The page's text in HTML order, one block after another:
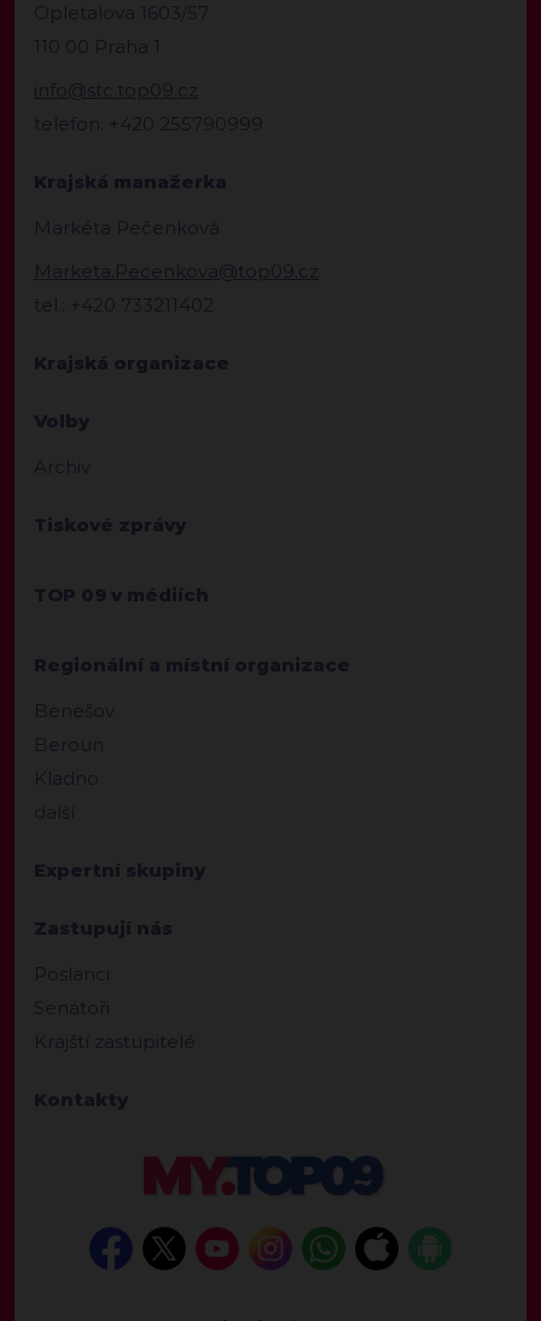
Opletalova 1603/57
110 00 Praha 1
info@stc.top09.cz
telefon: +420 255790999
Krajská manažerka
Markéta Pečenková
Marketa.Pecenkova@top09.cz
tel.: +420 733211402
Krajská organizace
Volby
Archiv
Tiskové zprávy
TOP 09 v médiích
Regionální a místní organizace
Benešov
Beroun
Kladno
další
Expertní skupiny
Zastupují nás
Poslanci
Senátoři
Krajští zastupitelé
Kontakty